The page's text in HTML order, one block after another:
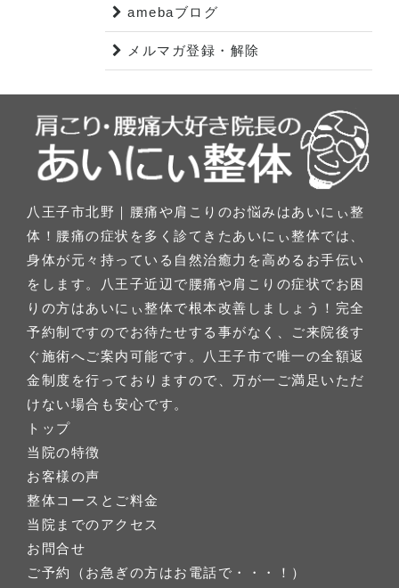
amebaブログ
メルマガ登録・解除
八王子市北野｜腰痛や肩こりのお悩みはあいにぃ整
体！腰痛の症状を多く診てきたあいにぃ整体では、
身体が元々持っている自然治癒力を高めるお手伝い
をします。八王子近辺で腰痛や肩こりの症状でお困
りの方はあいにぃ整体で根本改善しましょう！完全
予約制ですのでお待たせする事がなく、ご来院後す
ぐ施術へご案内可能です。八王子市で唯一の全額返
金制度を行っておりますので、万が一ご満足いただ
けない場合も安心です。
トップ
当院の特徴
お客様の声
整体コースとご料金
当院までのアクセス
お問合せ
ご予約（お急ぎの方はお電話で・・・！）